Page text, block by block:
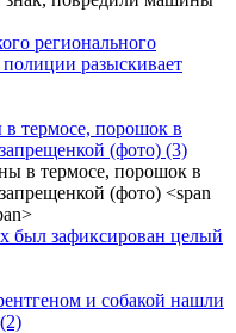
регионального
разыскивает
термосе, порошок в
(фото) (3)
был зафиксирован целый
и собакой нашли
(2)